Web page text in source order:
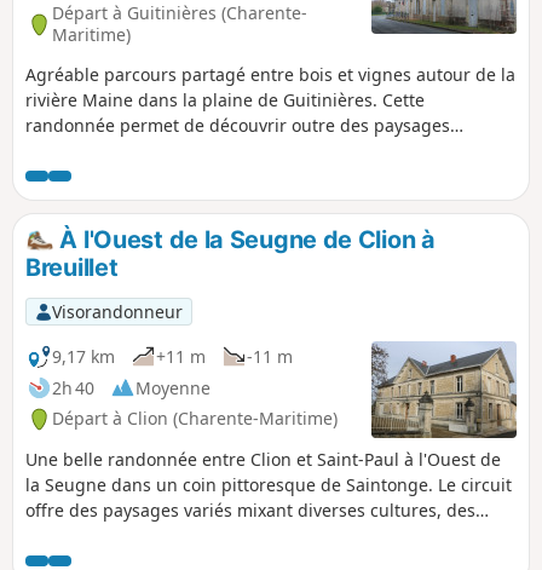
Départ à Guitinières (Charente-
Maritime)
Agréable parcours partagé entre bois et vignes autour de la
rivière Maine dans la plaine de Guitinières. Cette
randonnée permet de découvrir outre des paysages
et plusieurs moulins.
À l'Ouest de la Seugne de Clion à
Breuillet
Visorandonneur
9,17 km
+11 m
-11 m
2h 40
Moyenne
Départ à Clion (Charente-Maritime)
Une belle randonnée entre Clion et Saint-Paul à l'Ouest de
la Seugne dans un coin pittoresque de Saintonge. Le circuit
offre des paysages variés mixant diverses cultures, des
de longer la Seugne, de voir une des sources qui